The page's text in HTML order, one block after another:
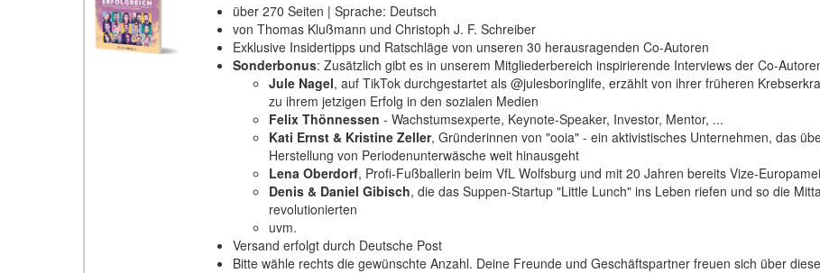
über 270 Seiten | Sprache: Deutsch
von Thomas Klußmann und Christoph J. F. Schreiber
Exklusive Insidertipps und Ratschläge von unseren 30 herausragenden Co-Autoren
Sonderbonus: Zusätzlich gibt es in unserem Mitgliederbereich inspirierende Interviews der Co-
Jule Nagel, auf TikTok durchgestartet als @julesboringlife, erzählt von ihrer früheren
zu ihrem jetzigen Erfolg in den sozialen Medien
Felix Thönnessen - Wachstumsexperte, Keynote-Speaker, Investor, Mentor, ...
Kati Ernst & Kristine Zeller, Gründerinnen von "ooia" - ein aktivistisches Unternehmen, das
Herstellung von Periodenunterwäsche weit hinausgeht
Lena Oberdorf, Profi-Fußballerin beim VfL Wolfsburg und mit 20 Jahren bereits Vize-
Denis & Daniel Gibisch, die das Suppen-Startup "Little Lunch" ins Leben riefen und so die
revolutionierten
uvm.
Versand erfolgt durch Deutsche Post
Bitte wähle rechts die gewünschte Anzahl. Deine Freunde und Geschäftspartner freuen sich über